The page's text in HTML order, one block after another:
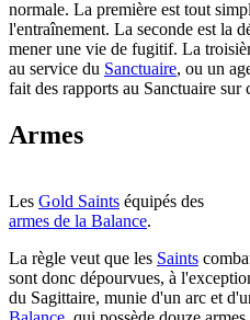
normale. La première est tout
l'entraînement. La seconde est la
mener une vie de fugitif. La
au service du Sanctuaire, ou un
fait des rapports au Sanctuaire sur
Armes
Les Gold Saints équipés des
armes de la Balance.
La règle veut que les Saints
sont donc dépourvues, à
du Sagittaire, munie d'un arc et